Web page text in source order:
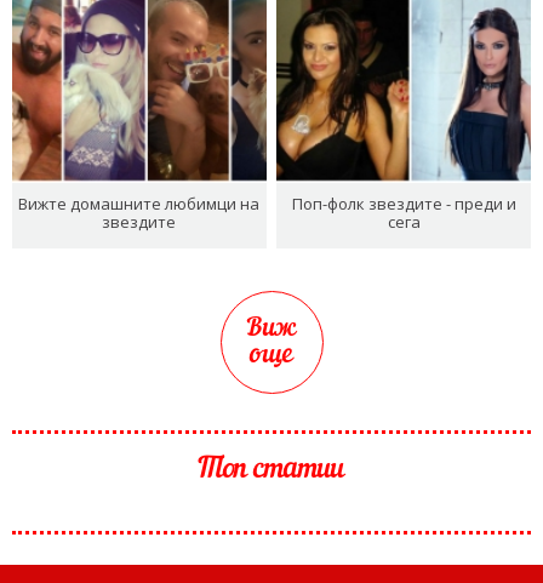
Вижте домашните любимци на
звездите
Поп-фолк звездите - преди и
сега
Виж
още
Топ статии